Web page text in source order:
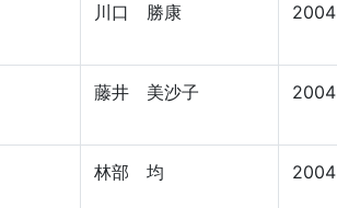
川口 勝康 2004
藤井 美沙子 2004
林部 均 2004